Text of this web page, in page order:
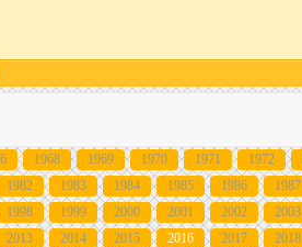
1968 1969 1970 1971 1972
1982 1983 1984 1985 1986 1987
1998 1999 2000 2001 2002 2003
2013 2014 2015 2016 2017 2018